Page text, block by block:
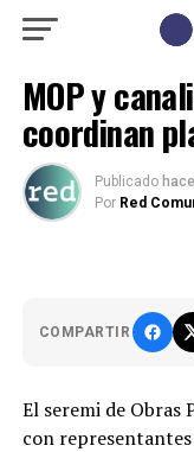
MOP y
coordinan
Publicado
Por Red
COMPARTIR
El seremi de Obras
con